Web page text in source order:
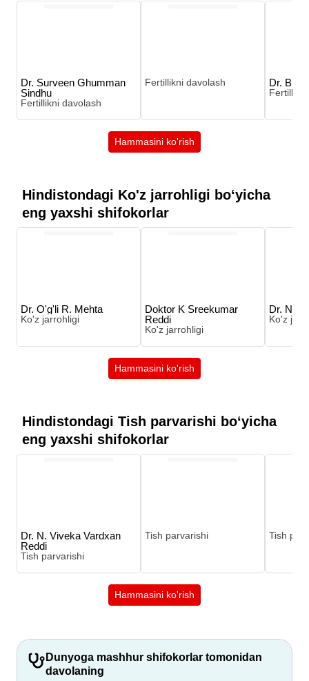
Dr. Surveen Ghumman
Sindhu
Fertillikni davolash
Fertillikni davolash Dr.
Hammasini ko'rish
Hindistondagi Ko'z jarrohligi boʻyicha
eng yaxshi shifokorlar
Dr. O'g'li R. Mehta
Ko'z jarrohligi
Doktor K Sreekumar
Reddi
Ko'z jarrohligi
Dr.
Ko'z
Hammasini ko'rish
Hindistondagi Tish parvarishi boʻyicha
eng yaxshi shifokorlar
Dr. N. Viveka Vardxan
Reddi
Tish parvarishi
Tish parvarishi Tish
Hammasini ko'rish
Dunyoga mashhur shifokorlar tomonidan
davolaning